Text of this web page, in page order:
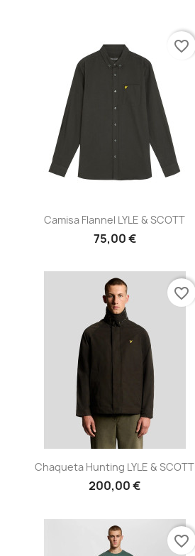
Vista rápida
Camisa Flannel LYLE & SCOTT
75,00 €
favorite_border
Vista rápida
Chaqueta Hunting LYLE & SCOTT
200,00 €
favorite_border
favorite_border